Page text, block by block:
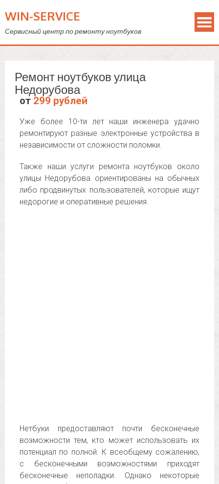
WIN-SERVICE
Сервисный центр по ремонту ноутбуков
Ремонт ноутбуков улица
Недорубова
от 299 рублей
Уже более 10-ти лет наши инженера удачно
ремонтируют разные электронные устройства в
независимости от сложности поломки.
Также наши услуги ремонта ноутбуков около
улицы Недорубова ориентированы на обычных
либо продвинутых пользователей, которые ищут
недорогие и оперативные решения.
Нетбуки предоставляют почти бесконечные
возможности тем, кто может использовать их
потенциал по полной. К всеобщему сожалению,
с бесконечными возможностями приходят
бесконечные неполадки. Однако некоторые